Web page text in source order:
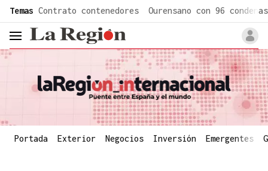
Temas Contrato contenedores Ourensano con 96 condenas
header.menu.open
Portada Exterior Negocios Inversión Emergentes